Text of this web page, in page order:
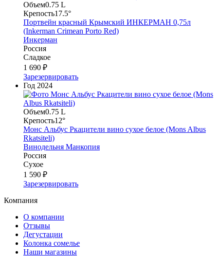
Объем0.75 L
Крепость17.5°
Портвейн красный Крымский ИНКЕРМАН 0,75л
(Inkerman Crimean Porto Red)
Инкерман
Россия
Сладкое
1 690 ₽
Зарезервировать
Год 2024
Объем0.75 L
Крепость12°
Монс Альбус Ркацители вино сухое белое (Mons Albus
Rkatsiteli)
Винодельня Манкопия
Россия
Сухое
1 590 ₽
Зарезервировать
Компания
О компании
Отзывы
Дегустации
Колонка сомелье
Наши магазины